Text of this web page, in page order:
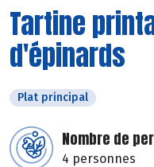
Tartine
d'épinards
Plat principal
Nombre de
4 personnes